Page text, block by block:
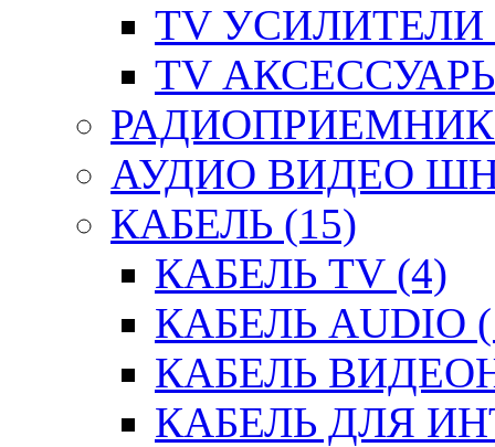
TV УСИЛИТЕЛИ
TV
АУДИО ВИДЕО
КАБЕЛЬ (15)
КАБЕЛЬ TV (4)
КАБЕЛЬ AUDIO
КАБЕЛЬ
КАБЕЛЬ ДЛЯ